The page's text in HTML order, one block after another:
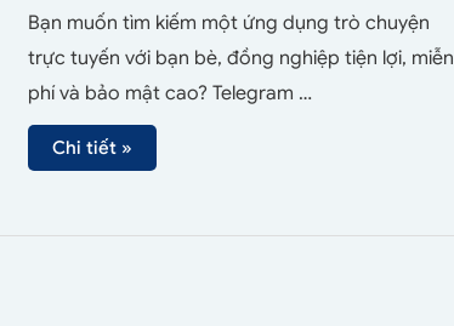
Bạn muốn tìm kiếm một ứng dụng trò chuyện
trực tuyến với bạn bè, đồng nghiệp tiện lợi, miễn
phí và bảo mật cao? Telegram …
Chi tiết »